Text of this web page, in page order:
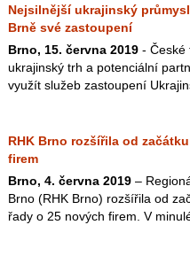
Nejsilnější ukrajinský
Brně své zastoupení
Brno, 15. června 2019 - České
ukrajinský trh a potenciální
využít služeb zastoupení
RHK Brno rozšířila od
firem
Brno, 4. června 2019 –
Brno (RHK Brno) rozšířila od
řady o 25 nových firem. V